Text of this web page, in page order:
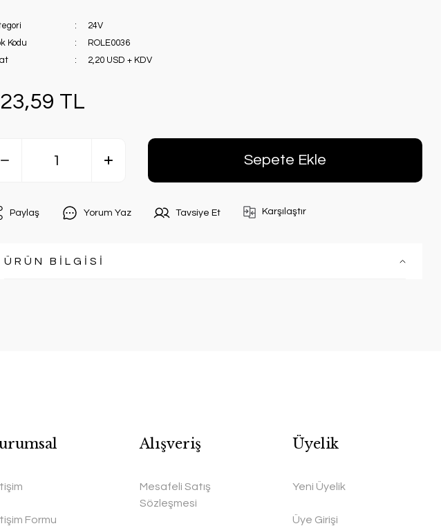
24V
Kodu
ROLE0036
2,20 USD + KDV
TL
Sepete Ekle
Paylaş Yorum Yaz Tavsiye Et Karşılaştır
ÜRÜN BİLGİSİ
Formu
Alışveriş
Mesafeli Satış
Sözleşmesi
Üyelik
Yeni Üyelik
Üye Girişi